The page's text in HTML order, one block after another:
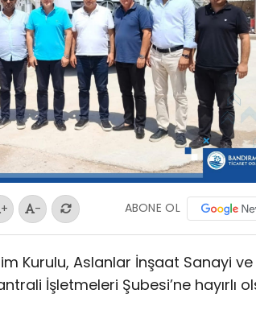
+ - ABONE OL
Kurulu, Aslanlar İnşaat Sanayi ve
İşletmeleri Şubesi’ne hayırlı